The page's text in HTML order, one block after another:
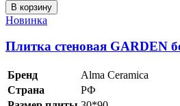
В корзину
Новинка
Плитка стеновая GARDEN
Бренд
Alma Ceramica
Страна
РФ